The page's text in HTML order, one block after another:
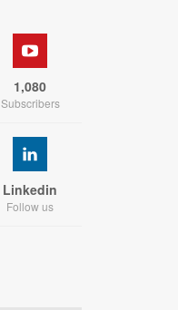
1,080
Subscribers
Linkedin
Follow us